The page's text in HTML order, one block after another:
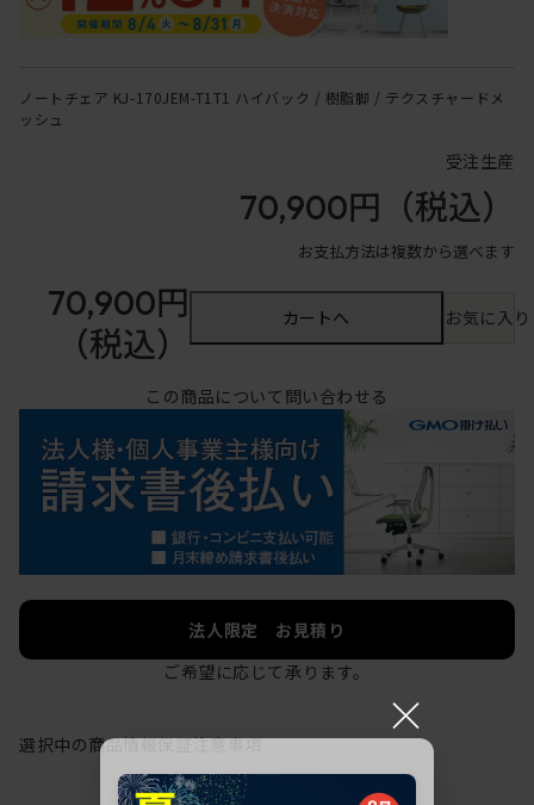
ノートチェア KJ-170JEM-T1T1 ハイバック / 樹脂脚 / テクスチャードメ
ッシュ
受注生産
70,900円 （税込）
お支払方法は複数から選べます
70,900円
（税込）
カートへ お気に入
この商品について問い合わせる
法人限定 お見積り
ご希望に応じて承ります。
選択中の商品情報保証注意事項
×